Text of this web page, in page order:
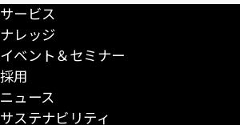
サービス
ナレッジ
イベント＆セミナー
採用
ニュース
サステナビリティ